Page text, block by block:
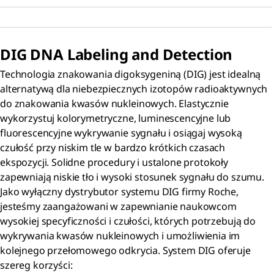
DIG DNA Labeling and Detection
Technologia znakowania digoksygeniną (DIG) jest idealną
alternatywą dla niebezpiecznych izotopów radioaktywnych
do znakowania kwasów nukleinowych. Elastycznie
wykorzystuj kolorymetryczne, luminescencyjne lub
fluorescencyjne wykrywanie sygnału i osiągaj wysoką
czułość przy niskim tle w bardzo krótkich czasach
ekspozycji. Solidne procedury i ustalone protokoły
zapewniają niskie tło i wysoki stosunek sygnału do szumu.
Jako wyłączny dystrybutor systemu DIG firmy Roche,
jesteśmy zaangażowani w zapewnianie naukowcom
wysokiej specyficzności i czułości, których potrzebują do
wykrywania kwasów nukleinowych i umożliwienia im
kolejnego przełomowego odkrycia. System DIG oferuje
szereg korzyści: